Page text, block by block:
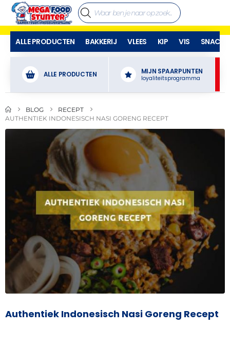
ALLE PRODUCTEN BAKKERIJ VLEES KIP VIS SNACKS
ALLE PRODUCTEN MIJN SPAARPUNTEN
loyaliteitsprogramma
BLOG
RECEPT
AUTHENTIEK INDONESISCH NASI GORENG RECEPT
Authentiek Indonesisch Nasi Goreng Recept